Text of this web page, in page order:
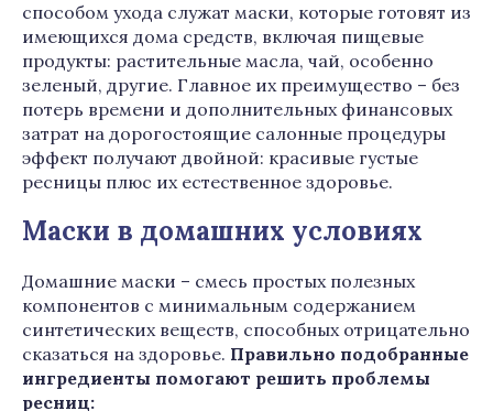
способом ухода служат маски, которые готовят из
имеющихся дома средств, включая пищевые
продукты: растительные масла, чай, особенно
зеленый, другие. Главное их преимущество – без
потерь времени и дополнительных финансовых
затрат на дорогостоящие салонные процедуры
эффект получают двойной: красивые густые
ресницы плюс их естественное здоровье.
Маски в домашних условиях
Домашние маски – смесь простых полезных
компонентов с минимальным содержанием
синтетических веществ, способных отрицательно
сказаться на здоровье. Правильно подобранные
ингредиенты помогают решить проблемы
ресниц: